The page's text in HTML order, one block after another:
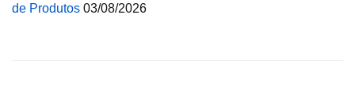
de Produtos 03/08/2026